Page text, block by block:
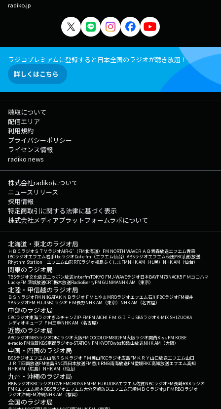
radiko.jp
ラジコプレミアムに登録すると日本全国のラジオが聴き放題！
詳しくはこちら
聴取について
配信エリア
利用規約
プライバシーポリシー
ライセンス情報
radiko news
株式会社radikoについて
ニュースリリース
採用情報
特定商取引に関する法律に基づく表示
株式会社メディアプラットフォームラボについて
北海道・東北のラジオ局
ＨＢＣラジオＳＴＶラジオAIR-G'（FM北海道） FM NORTH WAVEＲＡＢ青森放送エフエム青森
IBCラジオエフエム岩手tbcラジオDate fm（エフエム仙台） ABSラジオエフエム秋田YBC山形放送
Rhythm Station エフエム山形RFCラジオ福島ふくしまFMNHK AM（札幌） NHK AM（仙台）
関東のラジオ局
TBSラジオ文化放送ニッポン放送interfmTOKYO FMJ-WAVEラジオ日本BAYFM78NACK5 ＦＭヨコハマ
LuckyFM 茨城放送CRT栃木放送RadioBerryFM GUNMANHK AM（東京）
北陸・甲信越のラジオ局
ＢＳＮラジオFM NIIGATAＫＮＢラジオ ＦＭとやまMROラジオエフエム石川FBCラジオFM福井
YBSラジオFM FUJISBCラジオ ＦＭ長野NHK AM（東京） NHK AM（名古屋）
中部のラジオ局
CBCラジオ東海ラジオぎふチャンZIP-FMFM AICHI ＦＭ ＧＩＦＵ SBSラジオK-MIX SHIZUOKA
レディオキューブ ＦＭ三重NHK AM（名古屋）
近畿のラジオ局
ABCラジオMBSラジオOBCラジオ大阪FM COCOLOFM802FM大阪ラジオ関西Kiss FM KOBE
e-radio FM滋賀KBS京都ラジオα-STATION FM KYOTOwbs和歌山放送NHK AM（大阪）
中国・四国のラジオ局
BSSラジオエフエム山陰ＲＳＫラジオ ＦＭ岡山RCCラジオ広島FM ＫＲＹ山口放送エフエム山口
ＪＲＴ四国放送FM徳島RNC西日本放送FM香川RNB南海放送FM愛媛RKC高知放送エフエム高知
NHK AM（広島） NHK AM（松山）
九州・沖縄のラジオ局
RKBラジオKBCラジオLOVE FMCROSS FMFM FUKUOKAエフエム佐賀NBCラジオFM長崎RKKラジオ
FMKエフエム熊本OBSラジオエフエム大分宮崎放送エフエム宮崎ＭＢＣラジオμＦＭRBCiラジオ
ラジオ沖縄FM沖縄NHK AM（福岡）
全国のラジオ局